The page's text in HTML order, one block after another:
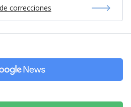
correcciones